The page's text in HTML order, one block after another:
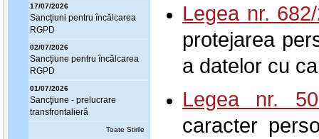
17/07/2026
Sancţiuni pentru încălcarea
RGPD
02/07/2026
Sancţiune pentru încălcarea
RGPD
01/07/2026
Sancţiune - prelucrare
transfrontalieră
Toate Stirile
Legea nr.
protejarea
a datelor cu
Legea nr.
caracter